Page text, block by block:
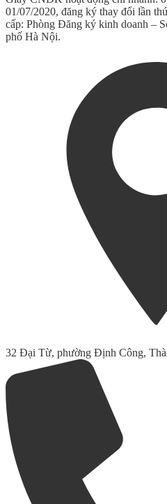
01/07/2020, đăng ký thay đổi lần
cấp: Phòng Đăng ký kinh doanh –
phố Hà Nội.
32 Đại Từ, phường Định Công,